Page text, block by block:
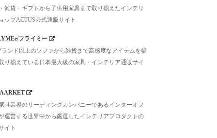
雑貨・ギフトから子供用家具まで取り揃えたインテリ
ップACTUS公式通販サイト
フライミー
ランド以上のソファから雑貨まで高感度なアイテムを幅
り揃えている日本最大級の家具・インテリア通販サイ
具業界のリーディングカンパニーであるインターオフ
運営する世界中から厳選したインテリアプロダクトの
イト